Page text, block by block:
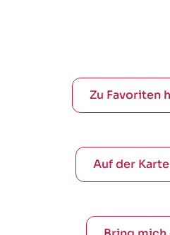
Zu Favoriten
Auf der